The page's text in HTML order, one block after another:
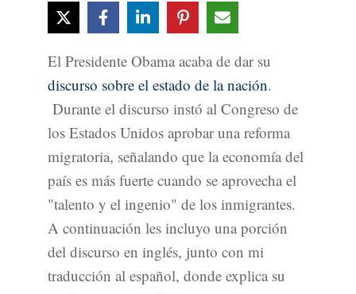
El Presidente Obama acaba de dar su
discurso sobre el estado de la nación.
Durante el discurso instó al Congreso de
los Estados Unidos aprobar una reforma
migratoria, señalando que la economía del
país es más fuerte cuando se aprovecha el
"talento y el ingenio" de los inmigrantes.
A continuación les incluyo una porción
del discurso en inglés, junto con mi
traducción al español, donde explica su